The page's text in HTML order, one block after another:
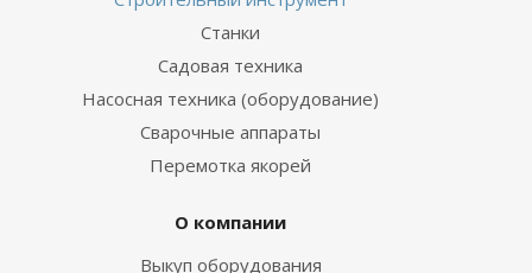
Станки
Садовая техника
Насосная техника (оборудование)
Сварочные аппараты
Перемотка якорей
О компании
Выкуп оборудования